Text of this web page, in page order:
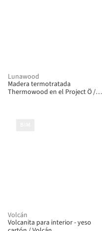
Lunawood
Madera termotratada
Thermowood en el Project Ö /
Volcán
Volcanita para interior - yeso